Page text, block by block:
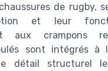
de rugby,
et leur
aux crampons
sont intégrés à
détail structurel